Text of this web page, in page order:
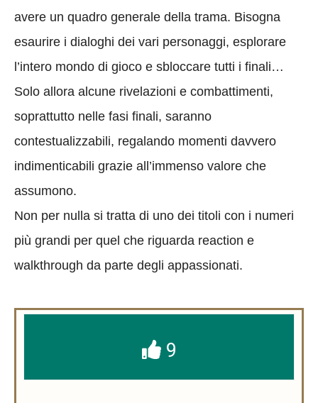
avere un quadro generale della trama. Bisogna
esaurire i dialoghi dei vari personaggi, esplorare
l’intero mondo di gioco e sbloccare tutti i finali…
Solo allora alcune rivelazioni e combattimenti,
soprattutto nelle fasi finali, saranno
contestualizzabili, regalando momenti davvero
indimenticabili grazie all’immenso valore che
assumono.
Non per nulla si tratta di uno dei titoli con i numeri
più grandi per quel che riguarda reaction e
walkthrough da parte degli appassionati.
9